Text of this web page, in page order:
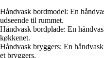
Håndvask bordmodel: En
udseende til rummet.
Håndvask bordplade: En
køkkenet.
Håndvask bryggers: En
et bryggers.